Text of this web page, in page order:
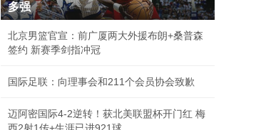
多强
北京男篮官宣：前广厦两大外援布朗+桑普森
签约 新赛季剑指冲冠
国际足联：向理事会和211个会员协会致歉
迈阿密国际4-2逆转！获北美联盟杯开门红 梅